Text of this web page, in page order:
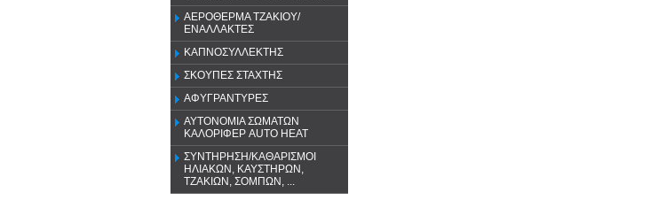
ΑΕΡΟΘΕΡΜΑ ΤΖΑΚΙΟΥ/
ΕΝΑΛΛΑΚΤΕΣ
ΚΑΠΝΟΣΥΛΛΕΚΤΗΣ
ΣΚΟΥΠΕΣ ΣΤΑΧΤΗΣ
ΑΦΥΓΡΑΝΤΥΡΕΣ
ΑΥΤΟΝΟΜΙΑ ΣΩΜΑΤΩΝ
ΚΑΛΟΡΙΦΕΡ AUTO HEAT
ΣΥΝΤΗΡΗΣΗ/ΚΑΘΑΡΙΣΜΟΙ
ΗΛΙΑΚΩΝ, ΚΑΥΣΤΗΡΩΝ,
ΤΖΑΚΙΩΝ, ΣΟΜΠΩΝ, ...